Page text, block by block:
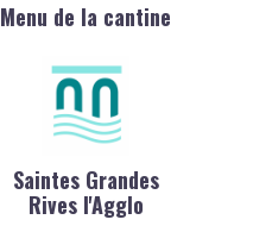
Menu de la cantine
Saintes Grandes
Rives l'Agglo